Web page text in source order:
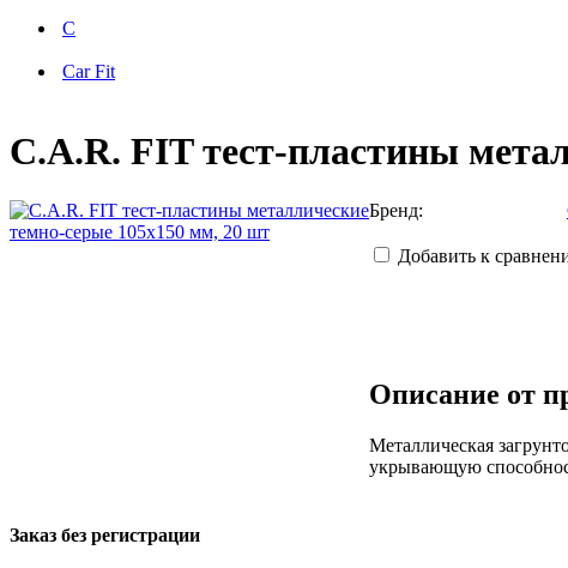
C
Car Fit
C.A.R. FIT тест-пластины
Бренд:
Добавить к
Описание от
Металлическая
укрывающую
Заказ без регистрации